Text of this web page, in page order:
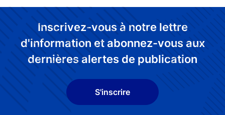
Inscrivez-vous à notre lettre
d'information et abonnez-vous aux
dernières alertes de publication
S'inscrire